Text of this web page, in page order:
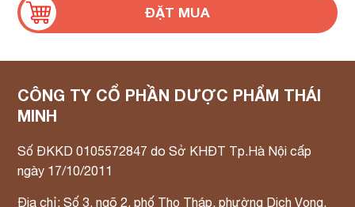
CÔNG TY CỔ PHẦN DƯỢC PHẨM THÁI
MINH
Số ĐKKD 0105572847 do Sở KHĐT Tp.Hà Nội cấp
ngày 17/10/2011
Địa chỉ: Số 3, ngõ 2, phố Thọ Tháp, phường Dịch Vọng,